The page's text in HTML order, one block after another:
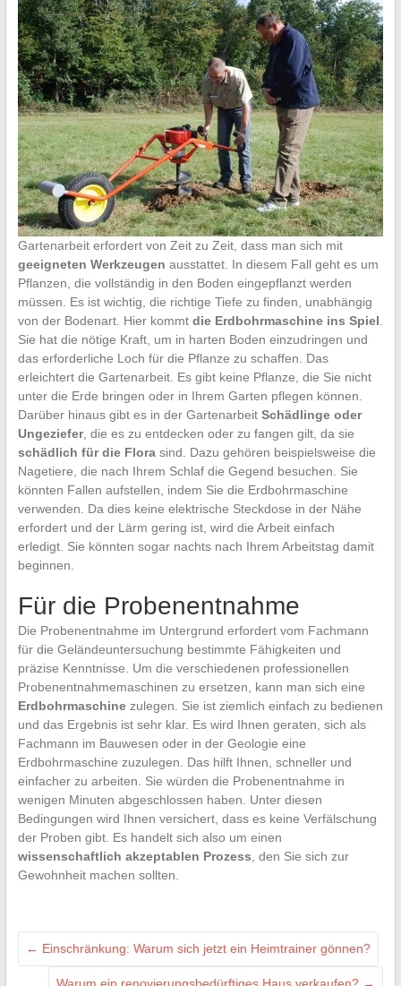
Gartenarbeit erfordert von Zeit zu Zeit, dass man sich mit
geeigneten Werkzeugen ausstattet. In diesem Fall geht es um
Pflanzen, die vollständig in den Boden eingepflanzt werden
müssen. Es ist wichtig, die richtige Tiefe zu finden, unabhängig
von der Bodenart. Hier kommt die Erdbohrmaschine ins Spiel
Sie hat die nötige Kraft, um in harten Boden einzudringen und
das erforderliche Loch für die Pflanze zu schaffen. Das
erleichtert die Gartenarbeit. Es gibt keine Pflanze, die Sie nicht
unter die Erde bringen oder in Ihrem Garten pflegen können.
Darüber hinaus gibt es in der Gartenarbeit Schädlinge oder
Ungeziefer, die es zu entdecken oder zu fangen gilt, da sie
schädlich für die Florasind. Dazu gehören beispielsweise die
Nagetiere, die nach Ihrem Schlaf die Gegend besuchen. Sie
könnten Fallen aufstellen, indem Sie die Erdbohrmaschine
verwenden. Da dies keine elektrische Steckdose in der Nähe
erfordert und der Lärm gering ist, wird die Arbeit einfach
erledigt. Sie könnten sogar nachts nach Ihrem Arbeitstag damit
beginnen.
Für die Probenentnahme
Die Probenentnahme im Untergrund erfordert vom Fachmann
für die Geländeuntersuchung bestimmte Fähigkeiten und
präzise Kenntnisse. Um die verschiedenen professionellen
Probenentnahmemaschinen zu ersetzen, kann man sich eine
Erdbohrmaschinezulegen. Sie ist ziemlich einfach zu bedienen
und das Ergebnis ist sehr klar. Es wird Ihnen geraten, sich als
Fachmann im Bauwesen oder in der Geologie eine
Erdbohrmaschine zuzulegen. Das hilft Ihnen, schneller und
einfacher zu arbeiten. Sie würden die Probenentnahme in
wenigen Minuten abgeschlossen haben. Unter diesen
Bedingungen wird Ihnen versichert, dass es keine Verfälschung
der Proben gibt. Es handelt sich also um einen
wissenschaftlich akzeptablen Prozess , den Sie sich zur
Gewohnheit machen sollten.
← Einschränkung: Warum sich jetzt ein Heimtrainer gönnen?